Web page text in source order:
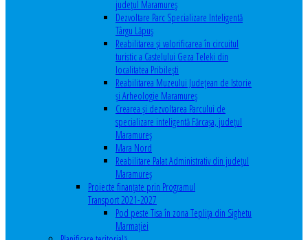
județul Maramureș
Dezvoltare Parc Specializare Inteligentă
Târgu Lăpuș
Reabilitarea și valorificarea în circuitul
turistic a Castelului Geza Teleki din
localitatea Pribilești
Reabilitarea Muzeului Județean de Istorie
și Arheologie Maramureș
Crearea și dezvoltarea Parcului de
specializare inteligentă Fărcașa, județul
Maramureș
Mara Nord
Reabilitare Palat Administrativ din județul
Maramureș
Proiecte finanțate prin Programul
Transport 2021-2027
Pod peste Tisa în zona Teplița din Sighetu
Marmației